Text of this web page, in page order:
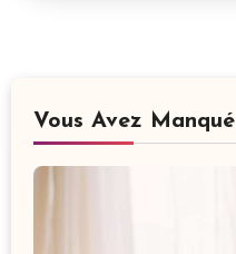
Vous Avez Manqué